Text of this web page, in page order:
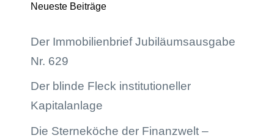
Neueste Beiträge
Der Immobilienbrief Jubiläumsausgabe
Nr. 629
Der blinde Fleck institutioneller
Kapitalanlage
Die Sterneköche der Finanzwelt –